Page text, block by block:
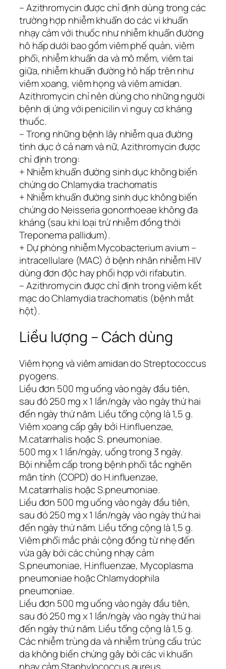
– Azithromycin được chỉ định dùng trong các
trường hợp nhiễm khuẩn do các vi khuẩn
nhạy cảm với thuốc như nhiễm khuẩn đường
hô hấp dưới bao gồm viêm phế quản, viêm
phổi, nhiễm khuẩn da và mô mềm, viêm tai
giữa, nhiễm khuẩn đường hô hấp trên như
viêm xoang, viêm họng và viêm amidan.
Azithromycin chỉ nên dùng cho những người
bệnh dị ứng với penicilin vì nguy cơ kháng
thuốc.
– Trong những bệnh lây nhiễm qua đường
tình dục ở cả nam và nữ, Azithromycin được
chỉ định trong:
+ Nhiễm khuẩn đường sinh dục không biến
chứng do Chlamydia trachomatis
+ Nhiễm khuẩn đường sinh dục không biến
chứng do Neisseria gonorrhoeae không đa
kháng (sau khi loại trừ nhiễm đồng thời
Treponema pallidum).
+ Dự phòng nhiễm Mycobacterium avium –
intracellulare (MAC) ở bệnh nhân nhiễm HIV
dùng đơn độc hay phối hợp với rifabutin.
– Azithromycin được chỉ định trong viêm kết
mạc do Chlamydia trachomatis (bệnh mắt
hột).
Liều lượng – Cách dùng
Viêm họng và viêm amidan do Streptococcus
pyogens.
Liều đơn 500 mg uống vào ngày đầu tiên,
sau đó 250 mg x 1 lần/ngày vào ngày thứ hai
đến ngày thứ năm. Liều tổng cộng là 1,5 g.
Viêm xoang cấp gây bởi H.influenzae,
M.catarrhalis hoặc S. pneumoniae.
500 mg x 1 lần/ngày, uống trong 3 ngày.
Bội nhiễm cấp trong bệnh phổi tắc nghẽn
mãn tính (COPD) do H.influenzae,
M.catarrhalis hoặc S.pneumoniae.
Liều đơn 500 mg uống vào ngày đầu tiên,
sau đó 250 mg x 1 lần/ngày vào ngày thứ hai
đến ngày thứ năm. Liều tổng cộng là 1,5 g.
Viêm phổi mắc phải cộng đồng từ nhẹ đến
vừa gây bởi các chủng nhạy cảm
S.pneumoniae, H.influenzae, Mycoplasma
pneumoniae hoặc Chlamydophila
pneumoniae.
Liều đơn 500 mg uống vào ngày đầu tiên,
sau đó 250 mg x 1 lần/ngày vào ngày thứ hai
đến ngày thứ năm. Liều tổng cộng là 1,5 g.
Các nhiễm trùng da và nhiễm trùng cấu trúc
da không biến chứng gây bởi các vi khuẩn